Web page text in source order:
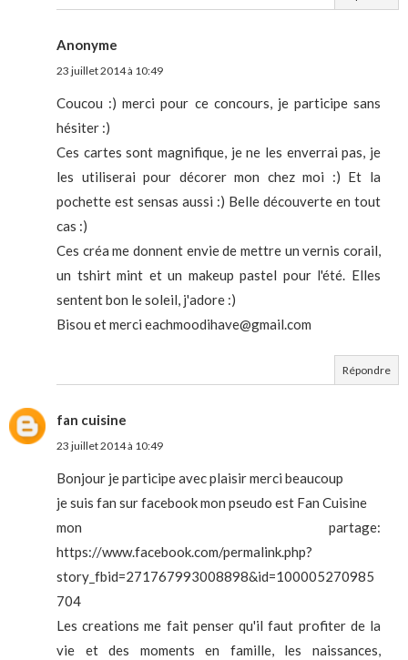
Anonyme
23 juillet 2014 à 10:49
Coucou :) merci pour ce concours, je participe sans
hésiter :)
Ces cartes sont magnifique, je ne les enverrai pas, je
les utiliserai pour décorer mon chez moi :) Et la
pochette est sensas aussi :) Belle découverte en tout
cas :)
Ces créa me donnent envie de mettre un vernis corail,
un tshirt mint et un makeup pastel pour l'été. Elles
sentent bon le soleil, j'adore :)
Bisou et merci eachmoodihave@gmail.com
Répondre
fan cuisine
23 juillet 2014 à 10:49
Bonjour je participe avec plaisir merci beaucoup
je suis fan sur facebook mon pseudo est Fan Cuisine
mon partage:
https://www.facebook.com/permalink.php?
story_fbid=271767993008898&id=100005270985
704
Les creations me fait penser qu'il faut profiter de la
vie et des moments en famille, les naissances,